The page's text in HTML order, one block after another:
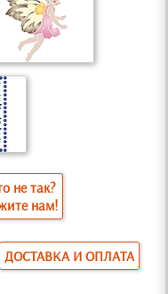
не так?
нам!
ДОСТАВКА И ОПЛАТА